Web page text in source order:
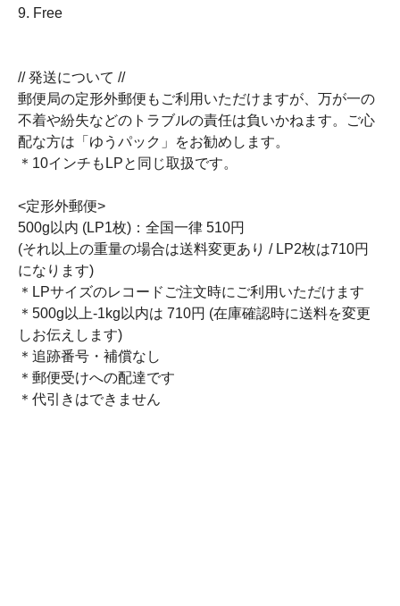
9. Free
// 発送について //
郵便局の定形外郵便もご利用いただけますが、万が一の
不着や紛失などのトラブルの責任は負いかねます。ご心
配な方は「ゆうパック」をお勧めします。
＊10インチもLPと同じ取扱です。
<定形外郵便>
500g以内 (LP1枚)：全国一律 510円
(それ以上の重量の場合は送料変更あり / LP2枚は710円
になります)
＊LPサイズのレコードご注文時にご利用いただけます
＊500g以上-1kg以内は 710円 (在庫確認時に送料を変更
しお伝えします)
＊追跡番号・補償なし
＊郵便受けへの配達です
＊代引きはできません